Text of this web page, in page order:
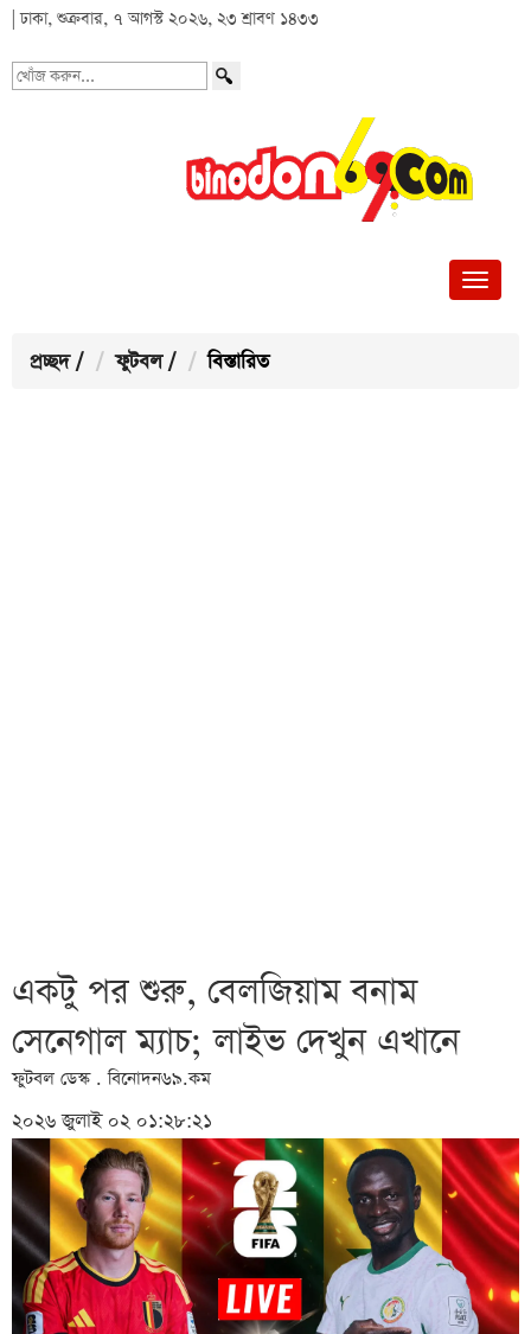
| ঢাকা, শুক্রবার, ৭ আগস্ট ২০২৬, ২৩ শ্রাবণ ১৪৩৩
খোঁজ
প্রচ্ছদ / ফুটবল / বিস্তারিত
একটু পর শুরু, বেলজিয়াম বনাম
সেনেগাল ম্যাচ; লাইভ দেখুন এখানে
ফুটবল ডেস্ক . বিনোদন৬৯.কম
২০২৬ জুলাই ০২ ০১:২৮:২১